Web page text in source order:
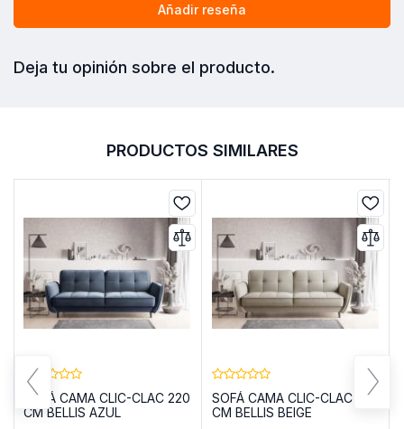
Añadir reseña
Deja tu opinión sobre el producto.
PRODUCTOS SIMILARES
SOFÁ CAMA CLIC-CLAC 220
CM BELLIS AZUL
SOFÁ CAMA CLIC-CLAC 220
CM BELLIS BEIGE